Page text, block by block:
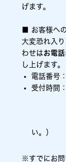
げます。
■ お客様へ
大変恐れ入り
わせはお電
し上げます。
電話番号：
受付時間：
土・
（営
い。）
※すでにお問